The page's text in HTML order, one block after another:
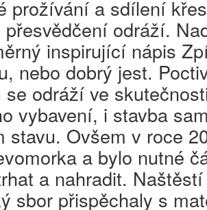
prožívání a sdílení
odráží.
inspirující nápis
nebo dobrý jest.
se odráží ve
vybavení, i stavba
stavu. Ovšem v roce
a bylo nutné
a nahradit.
sbor přispěchaly s